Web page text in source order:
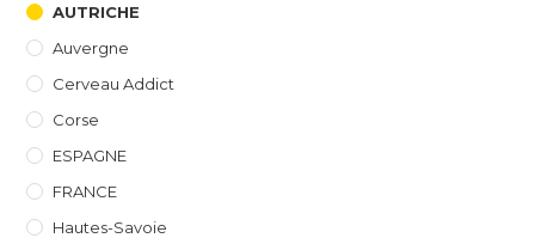
AUTRICHE
Auvergne
Cerveau Addict
Corse
ESPAGNE
FRANCE
Hautes-Savoie